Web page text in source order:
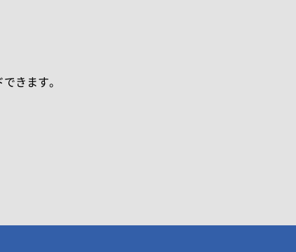
きます。